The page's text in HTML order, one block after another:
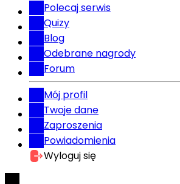
Polecaj serwis
Quizy
Blog
Odebrane nagrody
Forum
Mój profil
Twoje dane
Zaproszenia
Powiadomienia
Wyloguj się